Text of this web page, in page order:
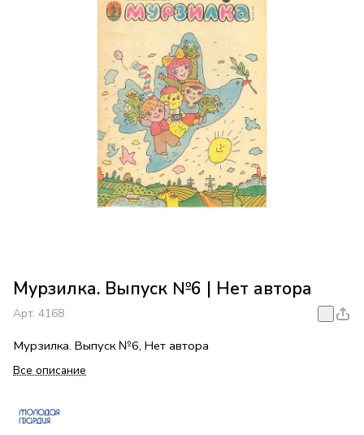
Мурзилка. Выпуск №6 | Нет автора
Арт. 4168
Мурзилка. Выпуск №6, Нет автора
Все описание